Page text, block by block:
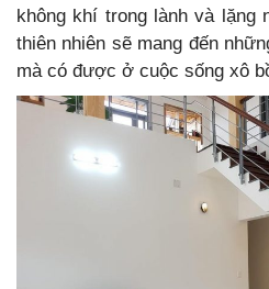
không khí trong lành và lặng
thiên nhiên sẽ mang đến
mà có được ở cuộc sống xô